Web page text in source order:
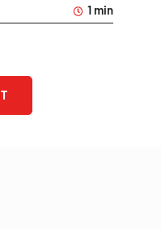
1 min